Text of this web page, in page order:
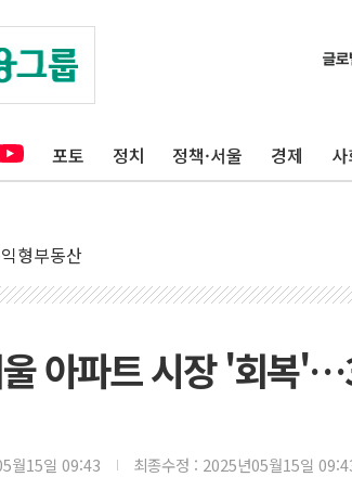
포토 정치 정책·서울 경제 사
형부동산
아파트 시장 '회복
월15일 09:43 최종수정 : 2025년05월15일